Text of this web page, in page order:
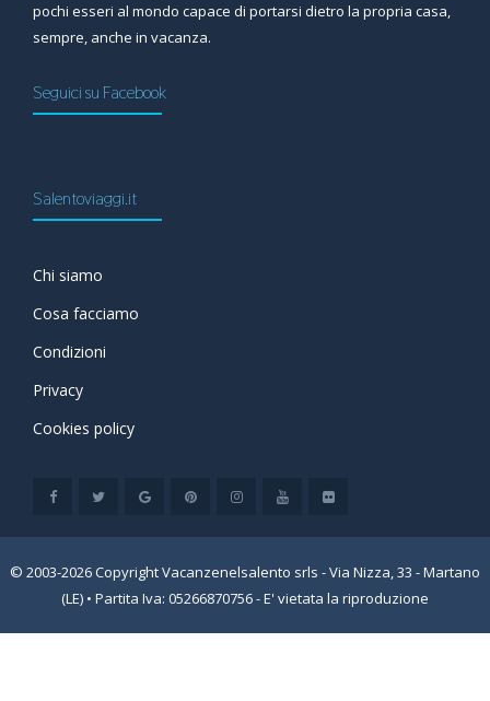
pochi esseri al mondo capace di portarsi dietro la propria casa,
sempre, anche in vacanza.
Seguici su Facebook
Salentoviaggi.it
Chi siamo
Cosa facciamo
Condizioni
Privacy
Cookies policy
© 2003-2026 Copyright Vacanzenelsalento srls - Via Nizza, 33 - Martano
(LE) • Partita Iva: 05266870756 - E' vietata la riproduzione